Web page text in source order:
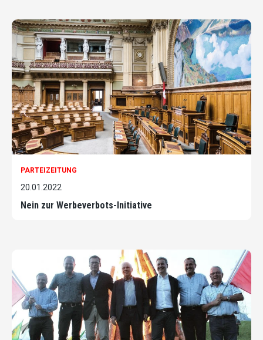
PARTEIZEITUNG
20.01.2022
Nein zur Werbeverbots-Initiative